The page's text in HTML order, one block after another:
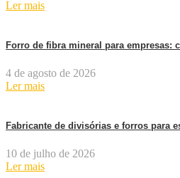
Ler mais
Forro de fibra mineral para empresas:
4 de agosto de 2026
Ler mais
Fabricante de divisórias e forros para
10 de julho de 2026
Ler mais